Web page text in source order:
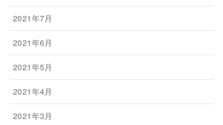
2021年7月
2021年6月
2021年5月
2021年4月
2021年3月